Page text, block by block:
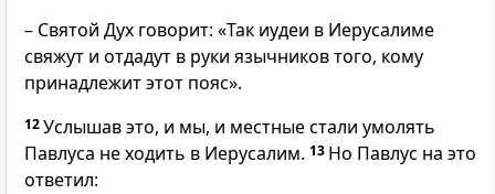
– Святой Дух говорит: «Так иудеи в Иерусалиме
свяжут и отдадут в руки язычников того, кому
принадлежит этот пояс».
12Услышав это, и мы, и местные стали умолять
Павлуса не ходить в Иерусалим. 13 Но Павлус на это
ответил: